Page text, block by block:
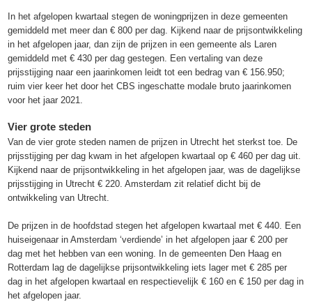
In het afgelopen kwartaal stegen de woningprijzen in deze gemeenten
gemiddeld met meer dan € 800 per dag. Kijkend naar de prijsontwikkeling
in het afgelopen jaar, dan zijn de prijzen in een gemeente als Laren
gemiddeld met € 430 per dag gestegen. Een vertaling van deze
prijsstijging naar een jaarinkomen leidt tot een bedrag van € 156.950;
ruim vier keer het door het CBS ingeschatte modale bruto jaarinkomen
voor het jaar 2021.
Vier grote steden
Van de vier grote steden namen de prijzen in Utrecht het sterkst toe. De
prijsstijging per dag kwam in het afgelopen kwartaal op € 460 per dag uit.
Kijkend naar de prijsontwikkeling in het afgelopen jaar, was de dagelijkse
prijsstijging in Utrecht € 220. Amsterdam zit relatief dicht bij de
ontwikkeling van Utrecht.
De prijzen in de hoofdstad stegen het afgelopen kwartaal met € 440. Een
huiseigenaar in Amsterdam ‘verdiende’ in het afgelopen jaar € 200 per
dag met het hebben van een woning. In de gemeenten Den Haag en
Rotterdam lag de dagelijkse prijsontwikkeling iets lager met € 285 per
dag in het afgelopen kwartaal en respectievelijk € 160 en € 150 per dag in
het afgelopen jaar.